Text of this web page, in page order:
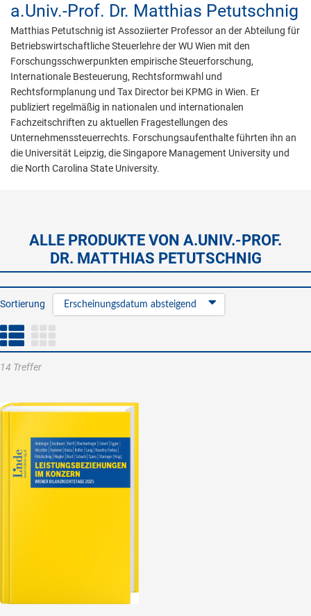
a.Univ.-Prof. Dr. Matthias Petutschnig
Matthias Petutschnig ist Assoziierter Professor an der Abteilung für
Betriebswirtschaftliche Steuerlehre der WU Wien mit den
Forschungsschwerpunkten empirische Steuerforschung,
Internationale Besteuerung, Rechtsformwahl und
Rechtsformplanung und Tax Director bei KPMG in Wien. Er
publiziert regelmäßig in nationalen und internationalen
Fachzeitschriften zu aktuellen Fragestellungen des
Unternehmenssteuerrechts. Forschungsaufenthalte führten ihn an
die Universität Leipzig, die Singapore Management University und
die North Carolina State University.
ALLE PRODUKTE VON A.UNIV.-PROF.
DR. MATTHIAS PETUTSCHNIG
Sortierung Erscheinungsdatum absteigend
14 Treffer